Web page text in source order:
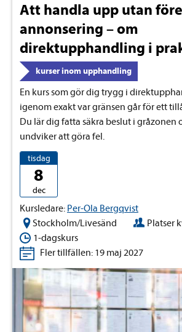
Att handla upp utan
annonsering – om
direktupphandling i
kurser inom upphandling
En kurs som gör dig trygg i
igenom exakt var gränsen går för ett
Du lär dig fatta säkra beslut i gråzonen
undviker att göra fel.
tisdag
8
dec
Kursledare: Per-Ola Bergqvist
Stockholm/Livesänd
Platser
1-dagskurs
Fler tillfällen: 19 maj 2027